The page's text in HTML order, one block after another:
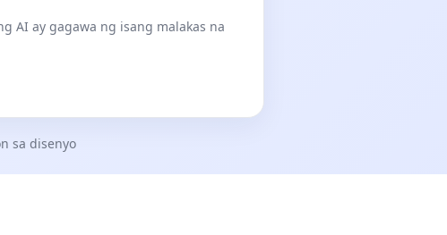
AI ay gagawa ng isang malakas na
sa disenyo